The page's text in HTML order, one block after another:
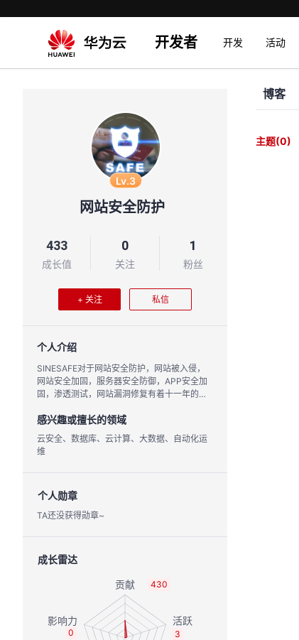
开发者 开发 活动
Lv.3
网站安全防护
433
成长值
0
关注
1
粉丝
+ 关注 私信
个人介绍
SINESAFE对于网站安全防护，网站被入侵，
网站安全加固，服务器安全防御，APP安全加
固，渗透测试，网站漏洞修复有着十一年的实
感兴趣或擅长的领域
云安全、数据库、云计算、大数据、自动化运
维
个人勋章
TA还没获得勋章~
成长雷达
430
3
0
博客
主题(0)